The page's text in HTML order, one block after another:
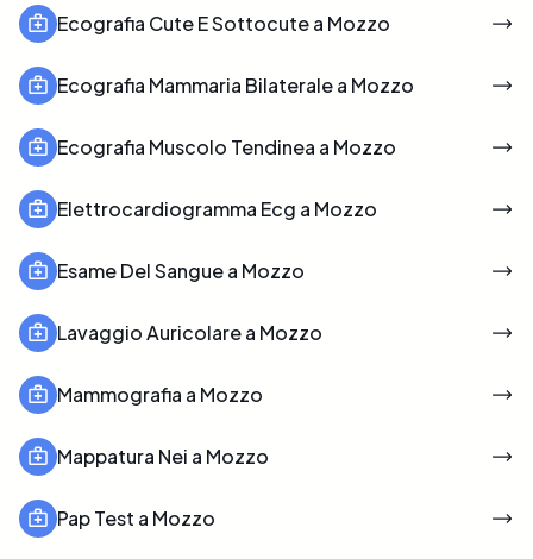
Ecografia Cute E Sottocute a Mozzo
Ecografia Mammaria Bilaterale a Mozzo
Ecografia Muscolo Tendinea a Mozzo
Elettrocardiogramma Ecg a Mozzo
Esame Del Sangue a Mozzo
Lavaggio Auricolare a Mozzo
Mammografia a Mozzo
Mappatura Nei a Mozzo
Pap Test a Mozzo